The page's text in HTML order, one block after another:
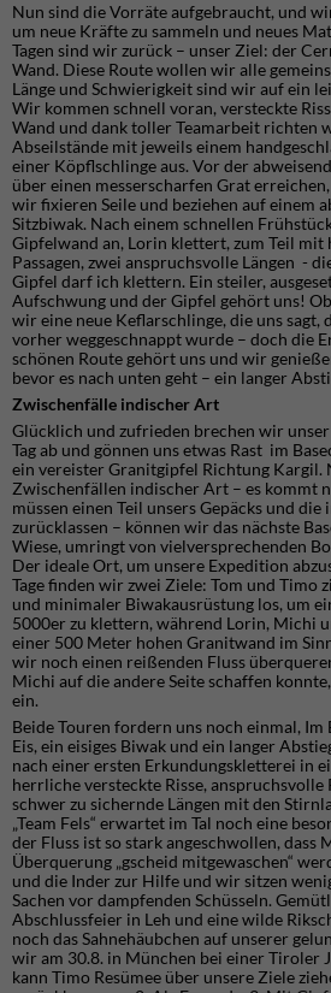
Nun sind die Vorräte aufgebraucht, und
um neue Kräfte zu sammeln und neues
Tagen sind wir zurück – unser Ziel: der
Wand. Diese Route wollen wir alle
Länge und Schwierigkeit sind wir auf ein
Wir kommen schnell voran, versteckte
Wand und dank toller Teamarbeit richten
Abseilstände mit jeweils einem
einer Köpflschlinge aus. Vor der
über einen messerscharfen Grat
wir fixieren Seile und beziehen auf einem
Sitzbiwak. Nach einem schnellen
Gipfelwand an, Lorin klettert, zum Teil mit
Passagen, zwei anspruchsvolle Längen -
Gipfel darf ich klettern. Ein steiler,
Aufschwung und der Gipfel gehört uns!
wir eine neue Keflarschlinge, die uns sagt,
vorher weggeschnappt wurde – doch die
schönen Route gehört uns und wir
bevor es nach unten geht – ein langer
Zwischenfälle indischer Art
Glücklich und zufrieden brechen wir
Tag ab und gönnen uns etwas Rast im
ein vereister Granitgipfel Richtung Kargil.
Zwischenfällen indischer Art – es kommt
müssen einen Teil unsers Gepäcks und
zurücklassen – können wir das nächste
Wiese, umringt von vielversprechenden
Der ideale Ort, um unsere Expedition
Tage finden wir zwei Ziele: Tom und Timo
und minimaler Biwakausrüstung los, um
5000er zu klettern, während Lorin, Michi
einer 500 Meter hohen Granitwand im
wir noch einen reißenden Fluss
Michi auf die andere Seite schaffen
ein.
Beide Touren fordern uns noch einmal,
Eis, ein eisiges Biwak und ein langer
nach einer ersten Erkundungskletterei in
herrliche versteckte Risse,
schwer zu sichernde Längen mit den
„Team Fels“ erwartet im Tal noch eine
der Fluss ist so stark angeschwollen, dass
Überquerung „gscheid mitgewaschen“
und die Inder zur Hilfe und wir sitzen
Sachen vor dampfenden Schüsseln.
Abschlussfeier in Leh und eine wilde
noch das Sahnehäubchen auf unserer
wir am 30.8. in München bei einer Tiroler
kann Timo Resümee über unsere Ziele